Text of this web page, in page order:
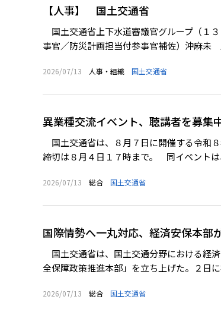
【人事】 国土交通省
国土交通省上下水道審議官グループ（１
事官／防災計画担当付参事官補佐）沖麻未
2026/07/13 人事・組織 国土交通省
異業種交流イベント、聴講者を募
国土交通省は、８月７日に開催する令和
締切は８月４日１７時まで。 同イベント
2026/07/13 総合 国土交通省
国際情勢へ一丸対応、経済安保本
国土交通省は、国土交通分野における経
全保障政策推進本部」を立ち上げた。２日
2026/07/13 総合 国土交通省